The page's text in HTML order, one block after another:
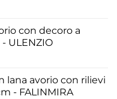
con decoro a
ULENZIO
lana avorio con rilievi
- FALINMIRA